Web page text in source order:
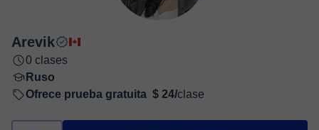
Arevik
0 clases
Ruso
Ofrece prueba gratuita $ 24/clase